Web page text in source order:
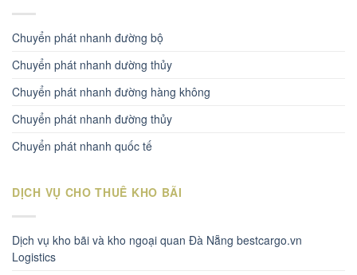
Chuyển phát nhanh đường bộ
Chuyển phát nhanh dường thủy
Chuyển phát nhanh đường hàng không
Chuyển phát nhanh đường thủy
Chuyển phát nhanh quốc tế
DỊCH VỤ CHO THUÊ KHO BÃI
Dịch vụ kho bãi và kho ngoại quan Đà Nẵng bestcargo.vn
Logistics